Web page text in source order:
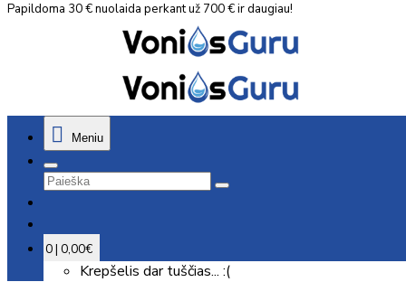
Papildoma 30 € nuolaida perkant už 700 € ir daugiau!
Meniu
0 | 0,00€
Krepšelis dar tuščias... :(